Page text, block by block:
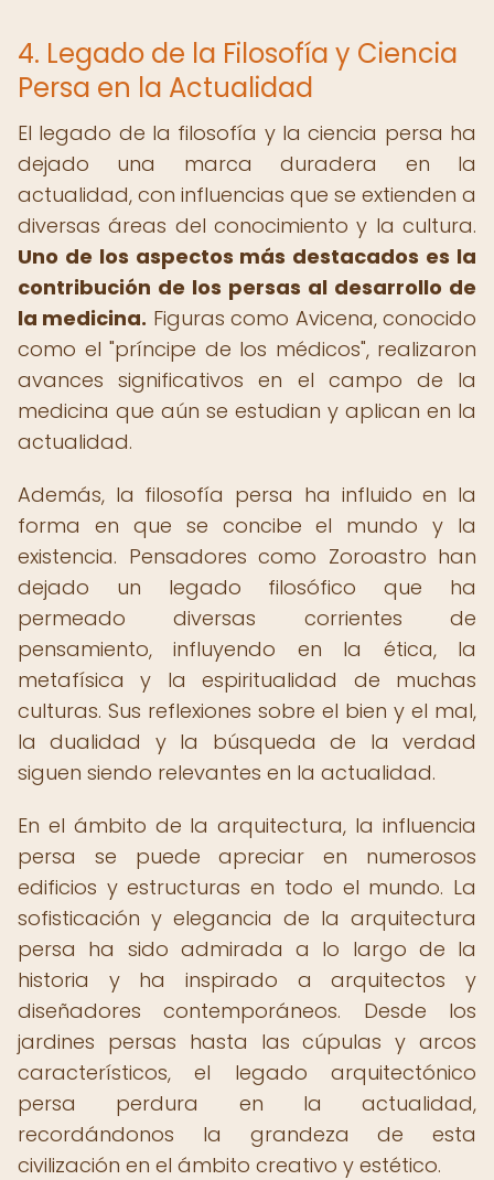
4. Legado de la Filosofía y Ciencia
Persa en la Actualidad
El legado de la filosofía y la ciencia persa ha
dejado una marca duradera en la
actualidad, con influencias que se extienden a
diversas áreas del conocimiento y la cultura.
Uno de los aspectos más destacados es la
contribución de los persas al desarrollo de
la medicina. Figuras como Avicena, conocido
como el "príncipe de los médicos", realizaron
avances significativos en el campo de la
medicina que aún se estudian y aplican en la
actualidad.
Además, la filosofía persa ha influido en la
forma en que se concibe el mundo y la
existencia. Pensadores como Zoroastro han
dejado un legado filosófico que ha
permeado diversas corrientes de
pensamiento, influyendo en la ética, la
metafísica y la espiritualidad de muchas
culturas. Sus reflexiones sobre el bien y el mal,
la dualidad y la búsqueda de la verdad
siguen siendo relevantes en la actualidad.
En el ámbito de la arquitectura, la influencia
persa se puede apreciar en numerosos
edificios y estructuras en todo el mundo. La
sofisticación y elegancia de la arquitectura
persa ha sido admirada a lo largo de la
historia y ha inspirado a arquitectos y
diseñadores contemporáneos. Desde los
jardines persas hasta las cúpulas y arcos
característicos, el legado arquitectónico
persa perdura en la actualidad,
recordándonos la grandeza de esta
civilización en el ámbito creativo y estético.